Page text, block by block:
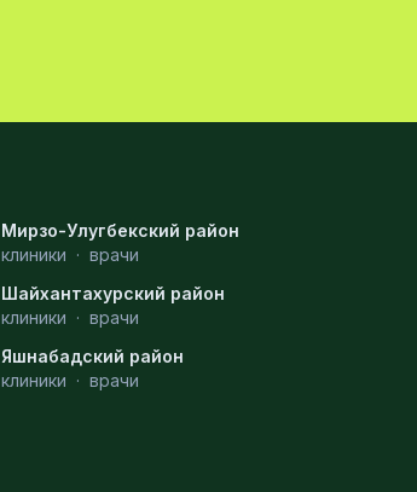
Мирзо-Улугбекский район
клиники · врачи
Шайхантахурский район
клиники · врачи
Яшнабадский район
клиники · врачи